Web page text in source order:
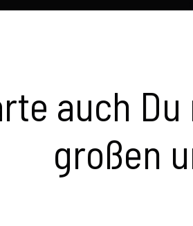
auch
großen